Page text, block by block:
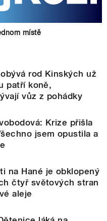
místě
rod Kinských už
patří koně,
vůz z pohádky
Krize přišla
jsem opustila a
na Hané je obklopený
čtyř světových stran
aleje